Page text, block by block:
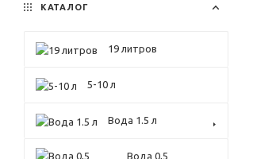
КАТАЛОГ
19 литров
5-10 л
Вода 1.5 л
Вода 0,5